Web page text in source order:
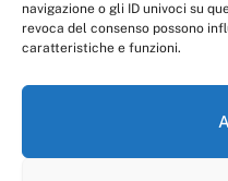
navigazione o gli ID univoci su
revoca del consenso possono
caratteristiche e funzioni.